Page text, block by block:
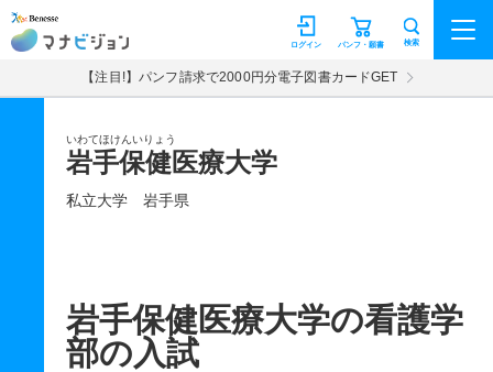
マナビジョン パンフ・願書
ログイン 検索
【注目!】パンフ請求で2000円分電子図書カードGET
いわてほけんいりょう
岩手保健医療大学
私立大学 岩手県
岩手保健医療大学の看護学
部の入試